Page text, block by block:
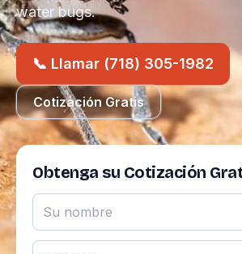
water bugs.
📞 Llamar (718) 305-1982
Cotización Gratis
Obtenga su Cotización